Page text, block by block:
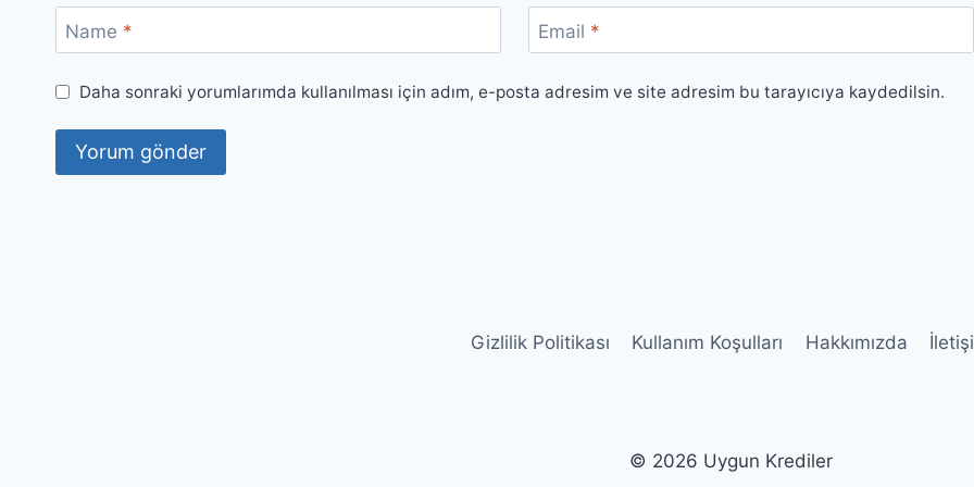
Name * Email *
Daha sonraki yorumlarımda kullanılması için adım, e-posta adresim ve site adresim bu tarayıcıya kaydedilsin.
Gizlilik Politikası Kullanım Koşulları Hakkımızda
© 2026 Uygun Krediler